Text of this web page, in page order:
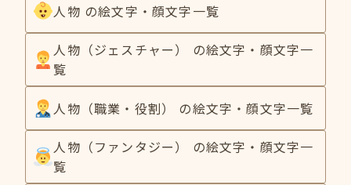
人物 の絵文字・顔文字一覧
人物（ジェスチャー） の絵文字・顔文字一
覧
人物（職業・役割） の絵文字・顔文字一覧
人物（ファンタジー） の絵文字・顔文字一
覧